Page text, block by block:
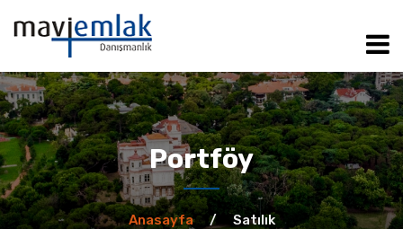
ANASAYFA
HAKKIMIZDA
KİRALIK
Portföy
Anasayfa / Satılık